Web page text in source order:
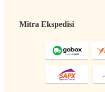
Mitra Ekspedisi